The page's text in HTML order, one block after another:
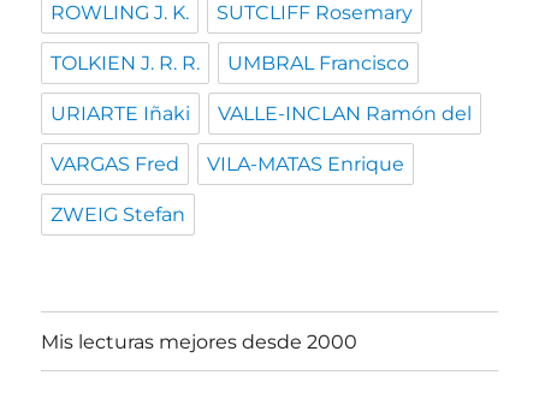
ROWLING J. K. SUTCLIFF Rosemary
TOLKIEN J. R. R. UMBRAL Francisco
URIARTE Iñaki VALLE-INCLAN Ramón del
VARGAS Fred VILA-MATAS Enrique
ZWEIG Stefan
Mis lecturas mejores desde 2000